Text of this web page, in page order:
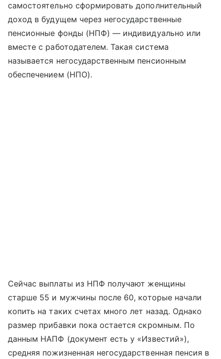
самостоятельно сформировать дополнительный
доход в будущем через негосударственные
пенсионные фонды (НПФ) — индивидуально или
вместе с работодателем. Такая система
называется негосударственным пенсионным
обеспечением (НПО).
Сейчас выплаты из НПФ получают женщины
старше 55 и мужчины после 60, которые начали
копить на таких счетах много лет назад. Однако
размер прибавки пока остается скромным. По
данным НАПФ (документ есть у «Известий»),
средняя пожизненная негосударственная пенсия в